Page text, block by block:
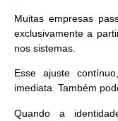
Muitas empresas
exclusivamente a
nos sistemas.
Esse ajuste
imediata. Também
Quando a